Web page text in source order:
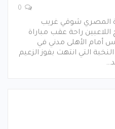
المصري شوقي غريب
راحة عقب مباراة
أمام الأهلى مدني في
التي انتهت بفوز الزعيم